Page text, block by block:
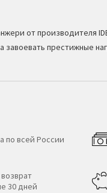
от производителя
престижные
по всей России
30 дней